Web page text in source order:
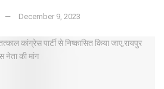
December 9, 2023